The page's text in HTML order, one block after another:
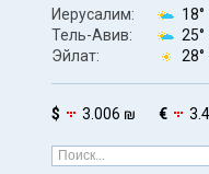
Иерусалим: 18°
Тель-Авив:
25°
Эйлат:
28°
$ 3.006 ₪ €